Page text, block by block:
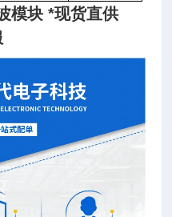
模块 *现货直供